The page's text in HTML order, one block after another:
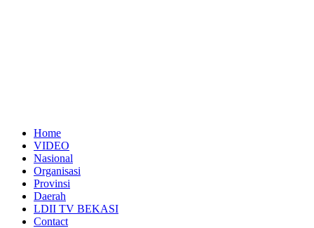
Home
VIDEO
Nasional
Organisasi
Provinsi
Daerah
LDII TV BEKASI
Contact